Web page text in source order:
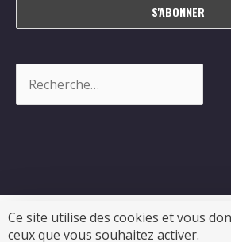
Ce site utilise des cookies et vous
ceux que vous souhaitez activer.